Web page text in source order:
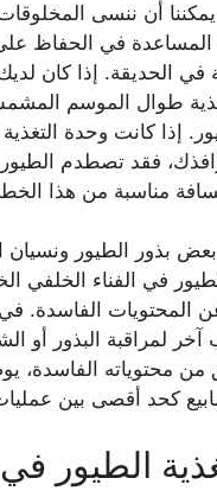
أن ننسى
المساعدة في الحفاظ على
الحديقة. إذا كان
طوال الموسم
إذا كانت وحدة
فقد تصطدم الطيور
مناسبة من هذا
بعض بذور الطيور
في الفناء الخلفي
المحتويات الفاسدة.
لمراقبة البذور أو
محتوياته الفاسدة،
كحد أقصى بين